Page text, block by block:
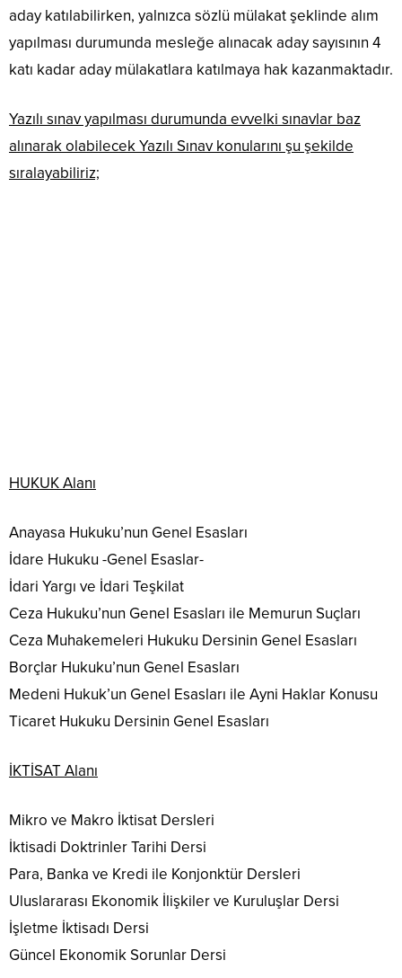
aday katılabilirken, yalnızca sözlü mülakat şeklinde alım
yapılması durumunda mesleğe alınacak aday sayısının 4
katı kadar aday mülakatlara katılmaya hak kazanmaktadır.
Yazılı sınav yapılması durumunda evvelki sınavlar baz
alınarak olabilecek Yazılı Sınav konularını şu şekilde
sıralayabiliriz;
HUKUK Alanı
Anayasa Hukuku’nun Genel Esasları
İdare Hukuku -Genel Esaslar-
İdari Yargı ve İdari Teşkilat
Ceza Hukuku’nun Genel Esasları ile Memurun Suçları
Ceza Muhakemeleri Hukuku Dersinin Genel Esasları
Borçlar Hukuku’nun Genel Esasları
Medeni Hukuk’un Genel Esasları ile Ayni Haklar Konusu
Ticaret Hukuku Dersinin Genel Esasları
İKTİSAT Alanı
Mikro ve Makro İktisat Dersleri
İktisadi Doktrinler Tarihi Dersi
Para, Banka ve Kredi ile Konjonktür Dersleri
Uluslararası Ekonomik İlişkiler ve Kuruluşlar Dersi
İşletme İktisadı Dersi
Güncel Ekonomik Sorunlar Dersi